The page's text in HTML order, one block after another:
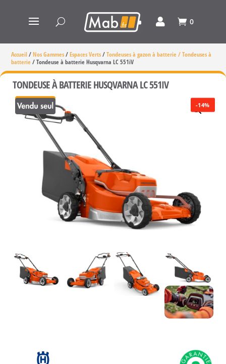
0
Accueil/Nos Gammes/Espaces Verts/Tondeuses à gazon à batterie / Tondeuses à
batterie /Tondeuse à batterie Husqvarna LC 551iV
TONDEUSE À BATTERIE HUSQVARNA LC 551IV
-14%